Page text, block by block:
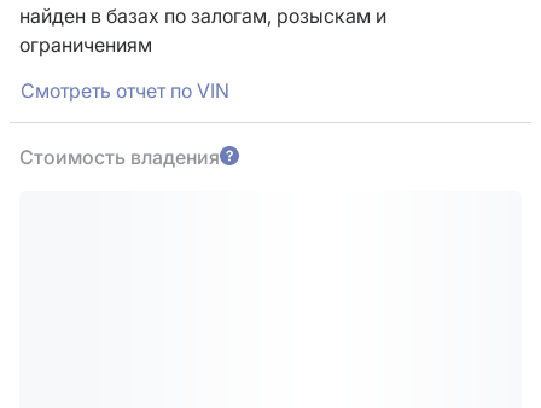
найден в базах по залогам, розыскам и
ограничениям
Смотреть отчет по VIN
Стоимость владения